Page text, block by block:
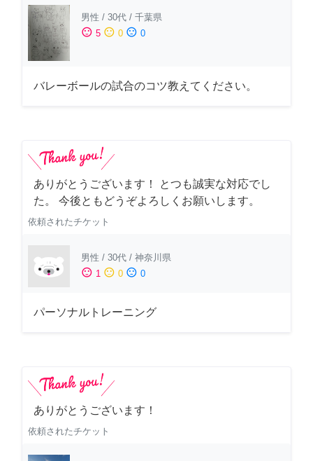
男性 / 30代 / 千葉県
sentiment_satisfied 5 sentiment_neutral 0 sentiment_dissatisfied 0
バレーボールの試合のコツ教えてください。
ありがとうございます！ とつも誠実な対応でし
た。 今後ともどうぞよろしくお願いします。
依頼されたチケット
男性 / 30代 / 神奈川県
sentiment_satisfied 1 sentiment_neutral 0 sentiment_dissatisfied 0
パーソナルトレーニング
ありがとうございます！
依頼されたチケット